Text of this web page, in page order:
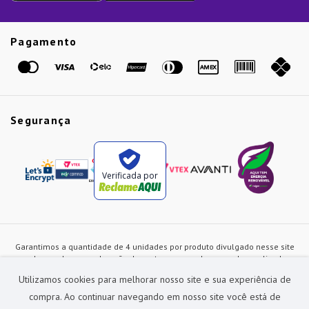
Utilizamos cookies para melhorar nosso site e sua experiência de
compra. Ao continuar navegando em nosso site você está de
Pagamento
Segurança
Verificada por
Garantimos a quantidade de 4 unidades por produto divulgado nesse site
ou de acordo com a duração dos estoques, sendo as vendas realizadas
alterados a qualquer instante sem prévia comunicação e são exclusivos
para a loja virtual, não restando nenhuma obrigação de prática similar nas
lojas físicas da rede Preçolandia. Todas as imagens dos produtos são